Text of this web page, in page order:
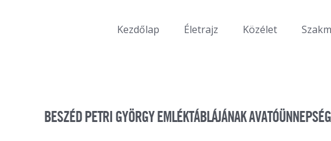
Kezdőlap Életrajz Közélet
BESZÉD PETRI GYÖRGY EMLÉKTÁBLÁJÁNAK